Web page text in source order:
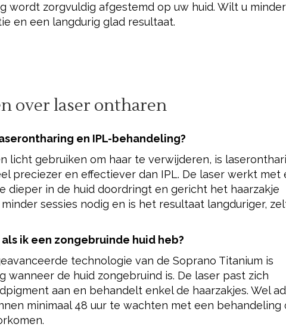
wordt zorgvuldig afgestemd op uw huid. Wilt u minder
en een langdurig glad resultaat.
over laser ontharen
en IPL-behandeling?
licht gebruiken om haar te verwijderen, is
preciezer en effectiever dan IPL. De laser werkt met
dieper in de huid doordringt en gericht het haarzakje
sessies nodig en is het resultaat langduriger,
ik een zongebruinde huid heb?
technologie van de Soprano Titanium is
wanneer de huid zongebruind is. De laser past zich
aan en behandelt enkel de haarzakjes. Wel
minimaal 48 uur te wachten met een behandeling